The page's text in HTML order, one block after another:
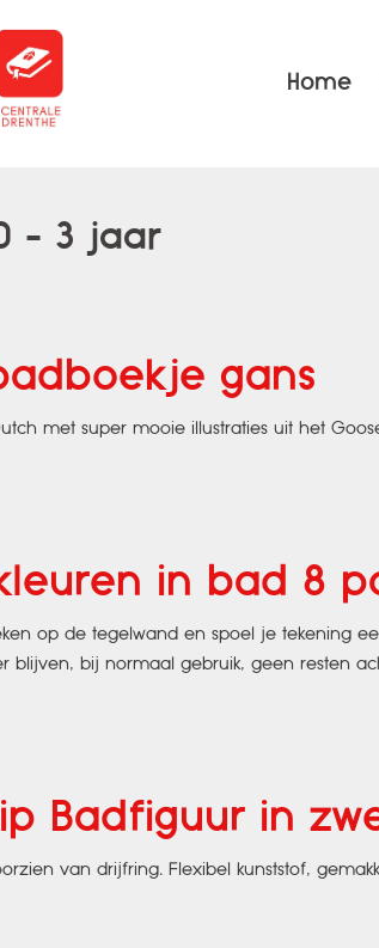
Home
- 3 jaar
gans
met super mooie illustraties uit het
in bad 8
op de tegelwand en spoel je tekening
blijven, bij normaal gebruik, geen resten
Badfiguur in
van drijfring. Flexibel kunststof,